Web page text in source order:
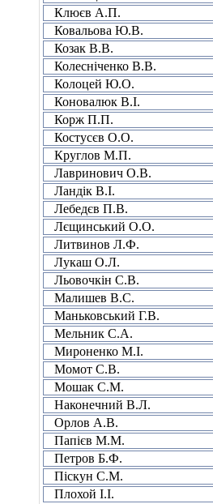
Клюєв А.П.
Ковальова Ю.В.
Козак В.В.
Колесніченко В.В.
Колоцей Ю.О.
Коновалюк В.І.
Корж П.П.
Костусєв О.О.
Круглов М.П.
Лавринович О.В.
Ландік В.І.
Лебедєв П.В.
Лєщинський О.О.
Литвинов Л.Ф.
Лукаш О.Л.
Льовочкін С.В.
Малишев В.С.
Маньковський Г.В.
Мельник С.А.
Мироненко М.І.
Момот С.В.
Мошак С.М.
Наконечний В.Л.
Орлов А.В.
Папієв М.М.
Петров Б.Ф.
Піскун С.М.
Плохой І.І.